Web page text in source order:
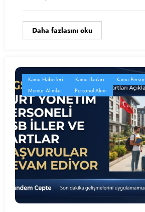
Daha fazlasını oku
Kamu Haberleri Kamu İlanları
Kamu
Memur Alımları
Personel Alımı